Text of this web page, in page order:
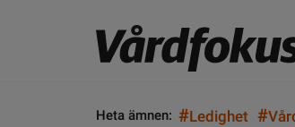
Heta ämnen: #Ledighet #